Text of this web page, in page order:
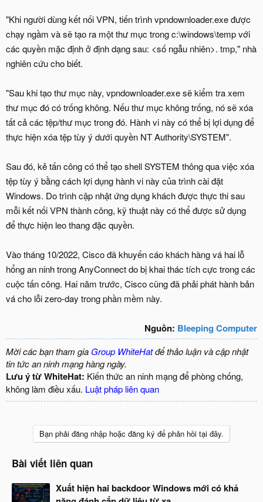
"Khi người dùng kết nối VPN, tiến trình vpndownloader.exe được
chạy ngầm và sẽ tạo ra một thư mục trong c:\windows\temp với
các quyền mặc định ở định dạng sau: <số ngẫu nhiên>. tmp," nhà
nghiên cứu cho biết.
"Sau khi tạo thư mục này, vpndownloader.exe sẽ kiểm tra xem
thư mục đó có trống không. Nếu thư mục không trống, nó sẽ xóa
tất cả các tệp/thư mục trong đó. Hành vi này có thể bị lợi dụng để
thực hiện xóa tệp tùy ý dưới quyền NT Authority\SYSTEM".
Sau đó, kẻ tấn công có thể tạo shell SYSTEM thông qua việc xóa
tệp tùy ý bằng cách lợi dụng hành vi này của trình cài đặt
Windows. Do trình cập nhật ứng dụng khách được thực thi sau
mỗi kết nối VPN thành công, kỹ thuật này có thể được sử dụng
để thực hiện leo thang đặc quyền.
Vào tháng 10/2022, Cisco đã khuyến cáo khách hàng vá hai lỗ
hổng an ninh trong AnyConnect do bị khai thác tích cực trong các
cuộc tấn công. Hai năm trước, Cisco cũng đã phải phát hành bản
vá cho lỗi zero-day trong phần mềm này.
Nguồn: Bleeping Computer
Mời các bạn tham gia Group WhiteHatđể thảo luận và cập nhật
tin tức an ninh mạng hàng ngày.
Lưu ý từ WhiteHat: Kiến thức an ninh mạng để phòng chống,
không làm điều xấu. Luật pháp liên quan
Bạn phải đăng nhập hoặc đăng ký để phản hồi tại đây.
Bài viết liên quan
Xuất hiện hai backdoor Windows mới có khả